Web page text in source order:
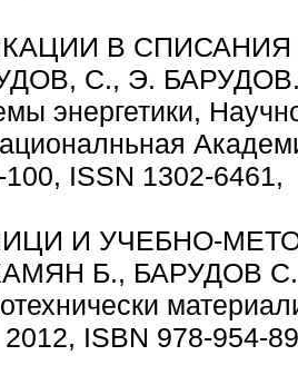
В СПИСАНИЯ
С., Э. БАРУДОВ.
энергетики,
100, ISSN 1302-6461,
И УЧЕБНО-
Б., БАРУДОВ
ISBN 978-954-